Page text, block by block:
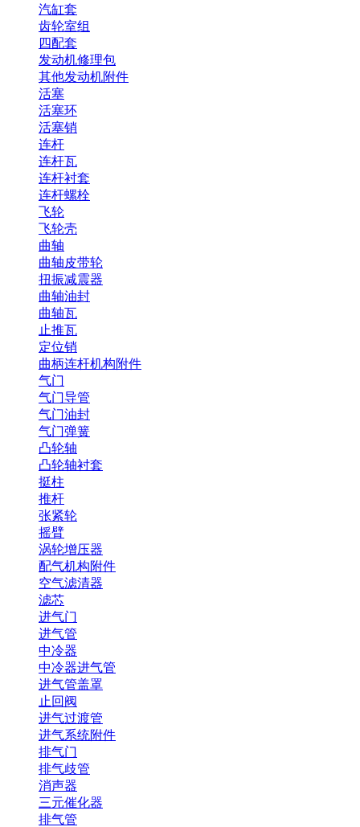
汽缸套
齿轮室组
四配套
发动机修理包
其他发动机附件
活塞
活塞环
活塞销
连杆
连杆瓦
连杆衬套
连杆螺栓
飞轮
飞轮壳
曲轴
曲轴皮带轮
扭振减震器
曲轴油封
曲轴瓦
止推瓦
定位销
曲柄连杆机构附件
气门
气门导管
气门油封
气门弹簧
凸轮轴
凸轮轴衬套
挺柱
推杆
张紧轮
摇臂
涡轮增压器
配气机构附件
空气滤清器
滤芯
进气门
进气管
中冷器
中冷器进气管
进气管盖罩
止回阀
进气过渡管
进气系统附件
排气门
排气歧管
消声器
三元催化器
排气管